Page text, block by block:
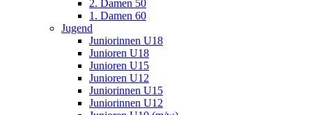
2. Damen 50
1. Damen 60
Jugend
Juniorinnen U18
Junioren U18
Junioren U15
Junioren U12
Juniorinnen U15
Juniorinnen U12